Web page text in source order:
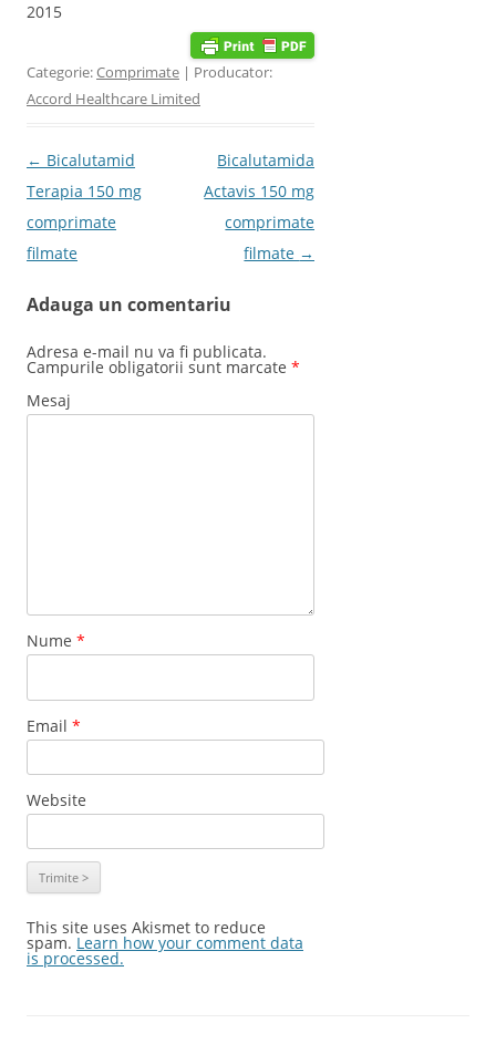
2015
Categorie:Comprimate | Producator:
Accord Healthcare Limited
Post navigation
← Bicalutamid
Terapia 150 mg
comprimate
filmate
Bicalutamida
Actavis 150 mg
comprimate
filmate →
Adauga un comentariu
Adresa e-mail nu va fi publicata.
Campurile obligatorii sunt marcate *
Mesaj
Nume *
Email *
Website
This site uses Akismet to reduce
spam. Learn how your comment data
is processed.